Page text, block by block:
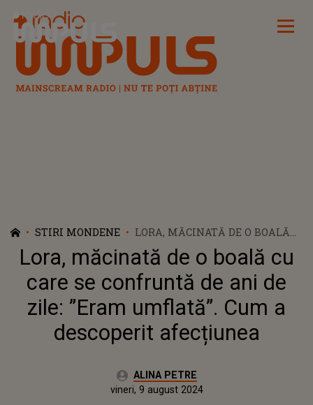
Radio Impuls
STIRI MONDENE
LORA, MĂCINATĂ DE O BOALĂ
CU CARE SE CONFRUNTĂ DE
ANI DE ZILE: ”ERAM UMFLATĂ”.
CUM A DESCOPERIT
AFECȚIUNEA
Lora, măcinată de o boală cu
care se confruntă de ani de
zile: ”Eram umflată”. Cum a
descoperit afecțiunea
Autor:ALINA PETRE
miercuri, 9 august 2023Actualizat:
vineri, 9 august 2024